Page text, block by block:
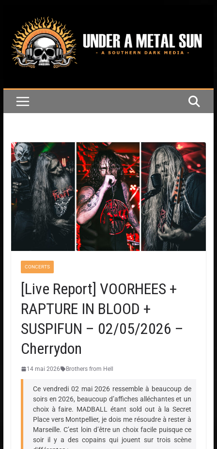
CONCERTS
[Live Report] VOORHEES +
RAPTURE IN BLOOD +
SUSPIFUN – 02/05/2026 –
Cherrydon
14 mai 2026 Brothers from Hell
Ce vendredi 02 mai 2026 ressemble à beaucoup de
soirs en 2026, beaucoup d’affiches alléchantes et un
choix à faire. MADBALL étant sold out à la Secret
Place vers Montpellier, je dois me résoudre à rester à
Marseille. C’est loin d’être un choix facile puisque ce
soir il y a des copains qui jouent sur trois scène